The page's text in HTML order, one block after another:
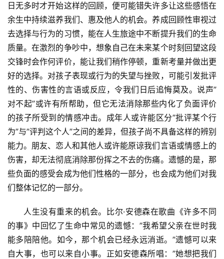
日无多时才开始这样的回顾，便可能错失许多让这些感悟在
余生中持续滋养我们、惠及他人的机会。养成回顾性审视过
去选择与行为的习惯，能在人生旅途中不断提升我们的生命
质量。在激烈的争吵中，想象自己在未来某个时刻回望这段
交锋时会作何评价，能让我们稍作停顿，重新考量并做出更
好的选择。对孩子表现或行为的失望与挫败，可能引发批评
性的、伤害性的言语或反应，令我们日后追悔莫及。说声”
对不起”或许有所帮助，但它无法消除那些内化了负面评价
的孩子所受到的情感冲击。成年人或许能区分”批评某个行
为”与”评判这个人”之间的差异，但孩子尚不具备这样的辨别
能力。朋友、恋人和其他人或许能原谅我们言语或情感上的
伤害，却无法彻底消除那份挥之不去的伤痛。遗憾的是，那
些负面的感受会成为他们性格的一部分，也会成为他们对我
们整体记忆的一部分。
人生没有重来的机会。比尔·安德森在歌曲《许多不同
的事》中回忆了生命中常见的遗憾：”我希望父亲在世时我
能多陪陪他。如今，那个机会已经永远消逝。”遗憾可以来
自大事，也可以来自小事。正如安德森所唱：”她想把我们